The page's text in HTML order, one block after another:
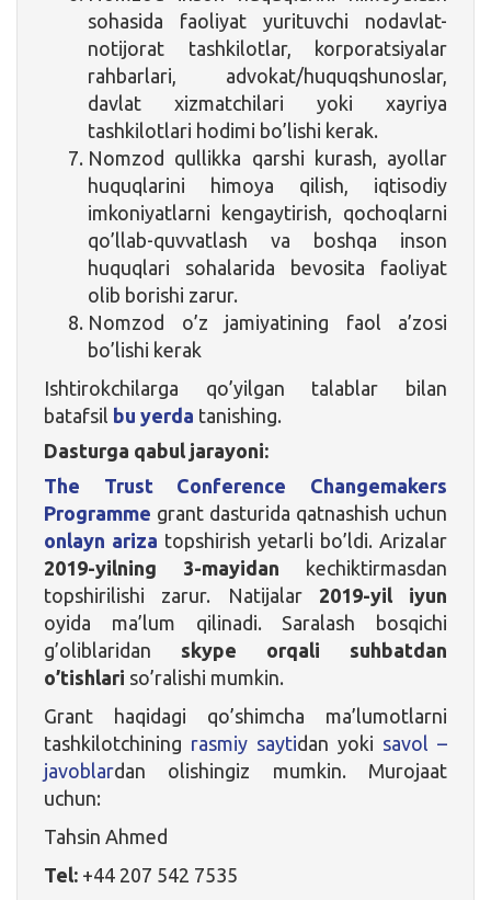
sohasida faoliyat yurituvchi nodavlat-
notijorat tashkilotlar, korporatsiyalar
rahbarlari, advokat/huquqshunoslar,
davlat xizmatchilari yoki xayriya
tashkilotlari hodimi bo’lishi kerak.
Nomzod qullikka qarshi kurash, ayollar
huquqlarini himoya qilish, iqtisodiy
imkoniyatlarni kengaytirish, qochoqlarni
qo’llab-quvvatlash va boshqa inson
huquqlari sohalarida bevosita faoliyat
olib borishi zarur.
Nomzod o’z jamiyatining faol a’zosi
bo’lishi kerak
Ishtirokchilarga qo’yilgan talablar bilan
batafsil bu yerda tanishing.
Dasturga qabul jarayoni:
The Trust Conference Changemakers
Programme grant dasturida qatnashish uchun
onlayn ariza topshirish yetarli bo’ldi. Arizalar
2019-yilning 3-mayidan kechiktirmasdan
topshirilishi zarur. Natijalar 2019-yil iyun
oyida ma’lum qilinadi. Saralash bosqichi
g’oliblaridan skype orqali suhbatdan
o’tishlari so’ralishi mumkin.
Grant haqidagi qo’shimcha ma’lumotlarni
tashkilotchining rasmiy saytidan yoki savol –
javoblardan olishingiz mumkin. Murojaat
uchun:
Tahsin Ahmed
Tel: +44 207 542 7535